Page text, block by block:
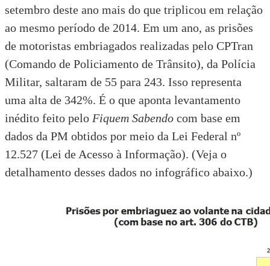
setembro deste ano mais do que triplicou em relação
ao mesmo período de 2014. Em um ano, as prisões
de motoristas embriagados realizadas pelo CPTran
(Comando de Policiamento de Trânsito), da Polícia
Militar, saltaram de 55 para 243. Isso representa
uma alta de 342%. É o que aponta levantamento
inédito feito pelo Fiquem Sabendo com base em
dados da PM obtidos por meio da Lei Federal nº
12.527 (Lei de Acesso à Informação). (Veja o
detalhamento desses dados no infográfico abaixo.)